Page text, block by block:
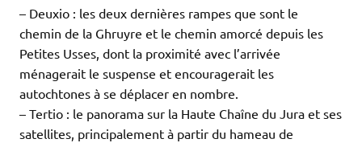
– Deuxio : les deux dernières rampes que sont le
chemin de la Ghruyre et le chemin amorcé depuis les
Petites Usses, dont la proximité avec l’arrivée
ménagerait le suspense et encouragerait les
autochtones à se déplacer en nombre.
– Tertio : le panorama sur la Haute Chaîne du Jura et ses
satellites, principalement à partir du hameau de